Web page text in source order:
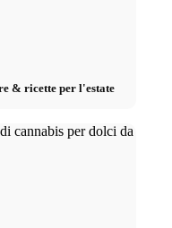
& ricette per l'estate